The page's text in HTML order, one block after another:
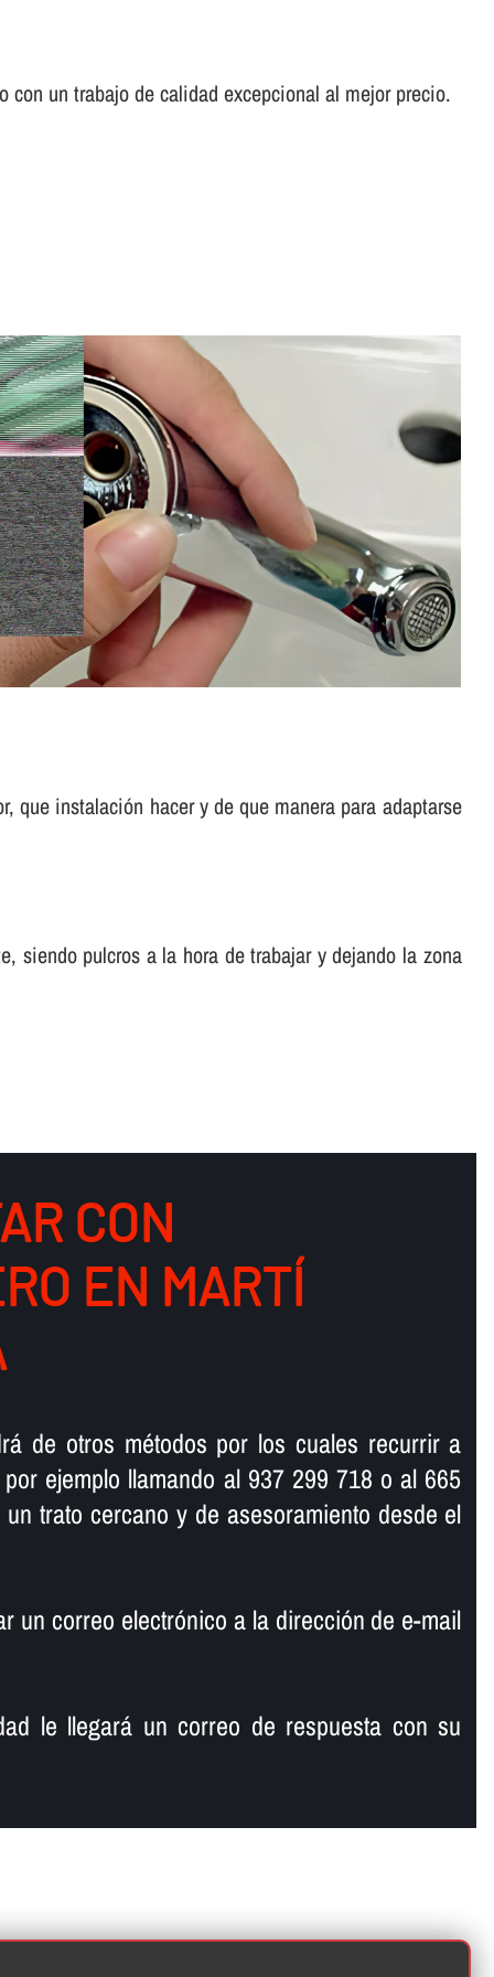
un trabajo de calidad excepcional al mejor precio.
que instalación hacer y de que manera para adaptarse
siendo pulcros a la hora de trabajar y dejando la zona
CON
EN MARTÍ
de otros métodos por los cuales recurrir a
ejemplo llamando al 937 299 718 o al 665
trato cercano y de asesoramiento desde el
un correo electrónico a la dirección de e-mail
le llegará un correo de respuesta con su